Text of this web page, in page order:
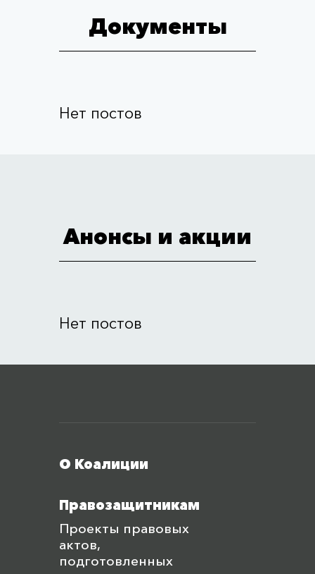
Документы
Нет постов
Анонсы и акции
Нет постов
О Коалиции
Правозащитникам
Проекты правовых
актов,
подготовленных